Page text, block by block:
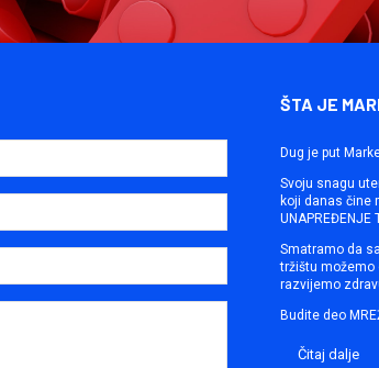
ŠTA JE
Dug je put
Svoju snagu
koji danas čine
UNAPREĐENJE
Smatramo da
tržištu možemo
razvijemo
Budite deo
Čitaj dalje